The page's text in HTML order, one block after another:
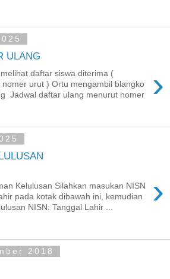
ULANG
›
daftar siswa diterima (
nomer urut ) Ortu mengambil blangko
Jadwal daftar ulang menurut nomer
›
Kelulusan Silahkan masukan NISN
pada kotak dibawah ini, kemudian
NISN: Tanggal Lahir ...
2018